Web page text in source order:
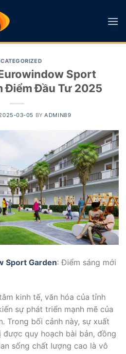
Sport
Điểm Đầu Tư 2025
03-05 BYADMIN89
Sport Garden: Điểm sáng mới
kinh tế, văn hóa của tỉnh
sự phát triển mạnh mẽ của
Trong bối cảnh này, sự xuất
được quy hoạch bài bản, đồng
sống chất lượng cao là vô